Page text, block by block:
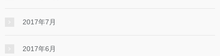
2017年7月
2017年6月